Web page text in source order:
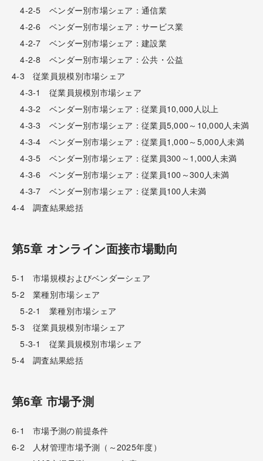
4-2-5 ベンダー別市場シェア：通信業
4-2-6 ベンダー別市場シェア：サービス業
4-2-7 ベンダー別市場シェア：建設業
4-2-8 ベンダー別市場シェア：公共・公益
4-3 従業員規模別市場シェア
4-3-1 従業員規模別市場シェア
4-3-2 ベンダー別市場シェア：従業員10,000人以上
4-3-3 ベンダー別市場シェア：従業員5,000～10,000人未満
4-3-4 ベンダー別市場シェア：従業員1,000～5,000人未満
4-3-5 ベンダー別市場シェア：従業員300～1,000人未満
4-3-6 ベンダー別市場シェア：従業員100～300人未満
4-3-7 ベンダー別市場シェア：従業員100人未満
4-4 調査結果総括
第5章 オンライン面接市場動向
5-1 市場規模およびベンダーシェア
5-2 業種別市場シェア
5-2-1 業種別市場シェア
5-3 従業員規模別市場シェア
5-3-1 従業員規模別市場シェア
5-4 調査結果総括
第6章 市場予測
6-1 市場予測の前提条件
6-2 人材管理市場予測（～2025年度）